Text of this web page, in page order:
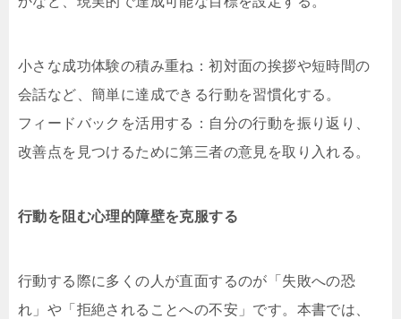
小さな成功体験の積み重ね：初対面の挨拶や短時間の
会話など、簡単に達成できる行動を習慣化する。
フィードバックを活用する：自分の行動を振り返り、
改善点を見つけるために第三者の意見を取り入れる。
行動を阻む心理的障壁を克服する
行動する際に多くの人が直面するのが「失敗への恐
れ」や「拒絶されることへの不安」です。本書では、